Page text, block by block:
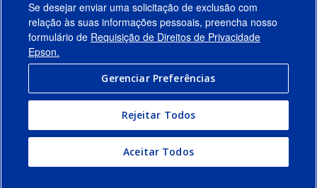
Links Sugeridos
Empresa
Conecte-se com a Epson
Termos de Uso
Se desejar enviar uma solicitação de exclusão com
relação às suas informações pessoais, preencha nosso
formulário de Requisição de Direitos de Privacidade
Epson.
Gerenciar Preferências
Rejeitar Todos
Aceitar Todos